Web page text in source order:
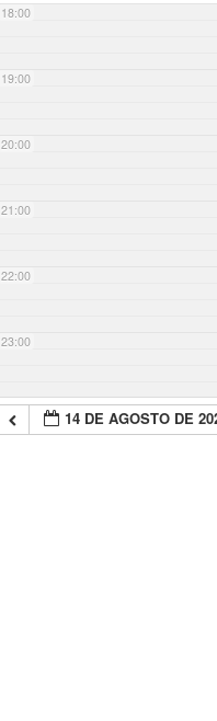
18:00
19:00
20:00
21:00
22:00
23:00
14 DE AGOSTO DE